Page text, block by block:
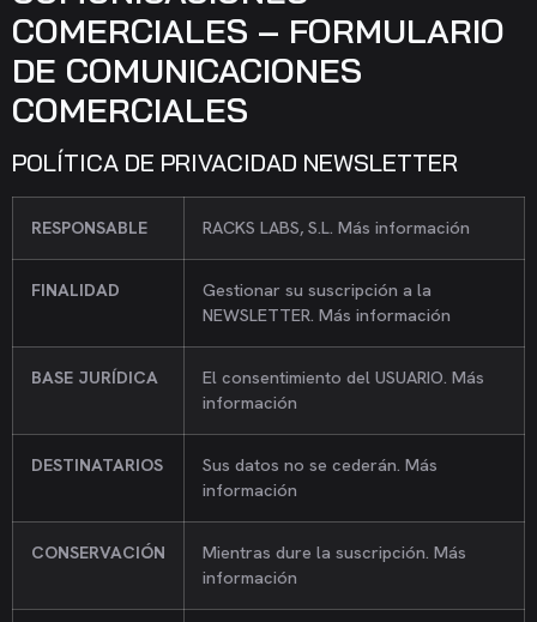
COMERCIALES – FORMULARIO
DE COMUNICACIONES
COMERCIALES
POLÍTICA DE PRIVACIDAD NEWSLETTER
RESPONSABLE RACKS LABS, S.L. Más información
FINALIDAD
Gestionar su suscripción a la
NEWSLETTER. Más información
BASE JURÍDICA
El consentimiento del USUARIO. Más
información
DESTINATARIOS
Sus datos no se cederán. Más
información
CONSERVACIÓN
Mientras dure la suscripción. Más
información